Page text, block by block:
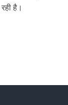
है।